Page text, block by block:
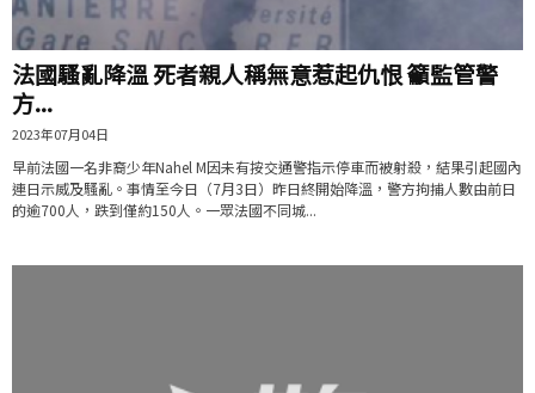
法國騷亂降溫 死者親人稱無意惹起仇恨 籲監管警
方...
2023年07月04日
早前法國一名非裔少年Nahel M因未有按交通警指示停車而被射殺，結果引起國內
連日示威及騷亂。事情至今日（7月3日）昨日終開始降溫，警方拘捕人數由前日
的逾700人，跌到僅約150人。一眾法國不同城...